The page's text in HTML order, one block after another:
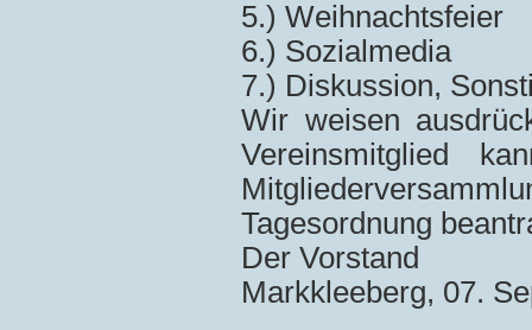
5.) Weihnachtsfeier
6.) Sozialmedia
7.) Diskussion,
Wir weisen
Vereinsmitglied
Tagesordnung
Der Vorstand
Markkleeberg, 07.